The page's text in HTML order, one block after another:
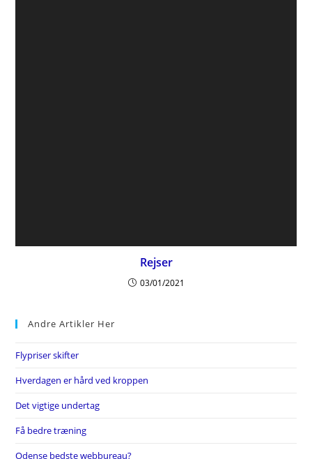
Rejser
03/01/2021
Andre Artikler Her
Flypriser skifter
Hverdagen er hård ved kroppen
Det vigtige undertag
Få bedre træning
Odense bedste webbureau?